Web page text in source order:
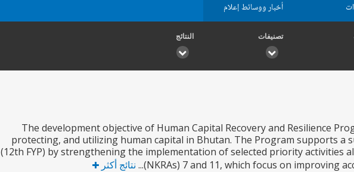
أخبار ووسائط إعلام
تصنيفات النتائج
The development objective of Human Capital Recovery and Resilience
protecting, and utilizing human capital in Bhutan. The Program supports a
(12th FYP) by strengthening the implementation of selected priority activities
(NKRAs) 7 and 11, which focus on improving
نتائج أكثر